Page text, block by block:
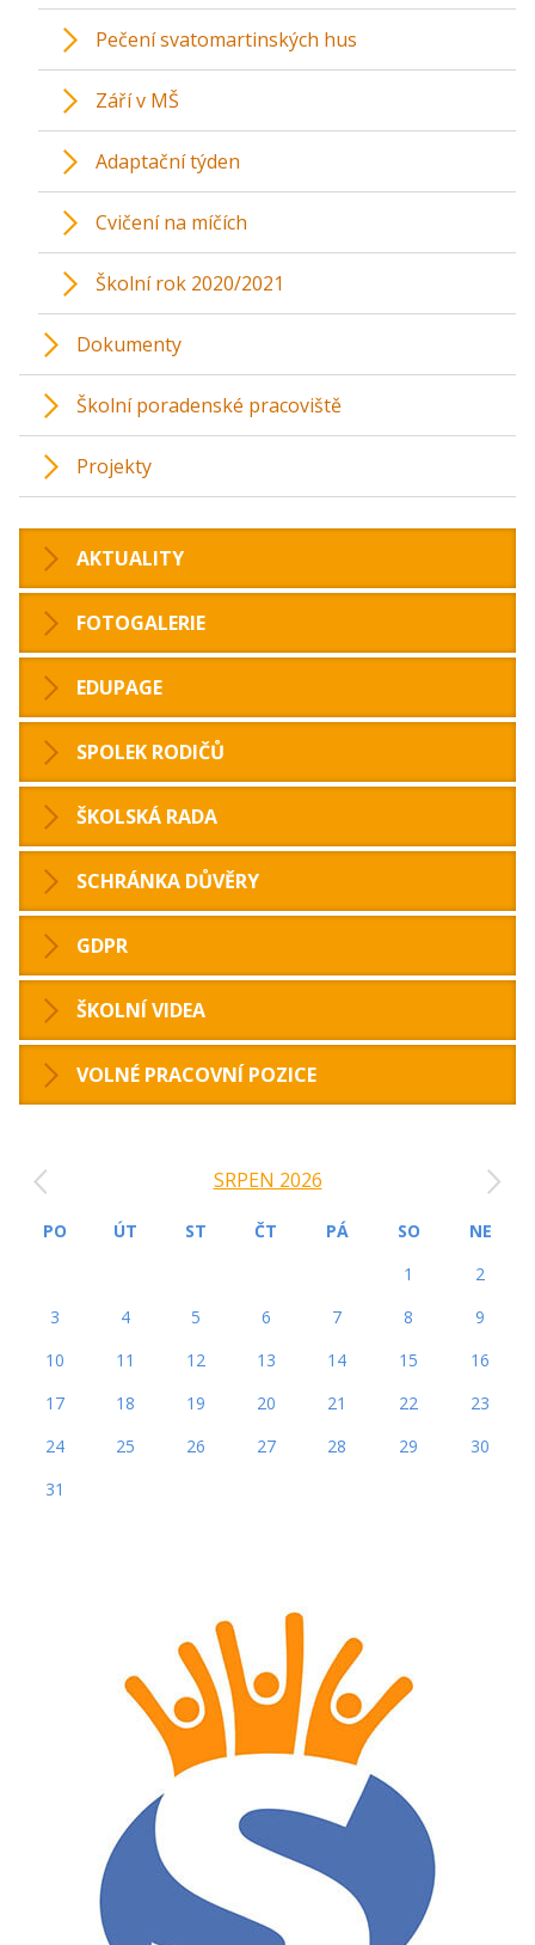
Pečení svatomartinských hus
Září v MŠ
Adaptační týden
Cvičení na míčích
Školní rok 2020/2021
Dokumenty
Školní poradenské pracoviště
Projekty
AKTUALITY
FOTOGALERIE
EDUPAGE
SPOLEK RODIČŮ
ŠKOLSKÁ RADA
SCHRÁNKA DŮVĚRY
GDPR
ŠKOLNÍ VIDEA
VOLNÉ PRACOVNÍ POZICE
SRPEN 2026
PO ÚT ST ČT PÁ SO
NE
1
2
3
4 5 6 7 8
9
10
11 12 13 14 15
16
17
18 19 20 21 22
23
24
25 26 27 28 29
30
31